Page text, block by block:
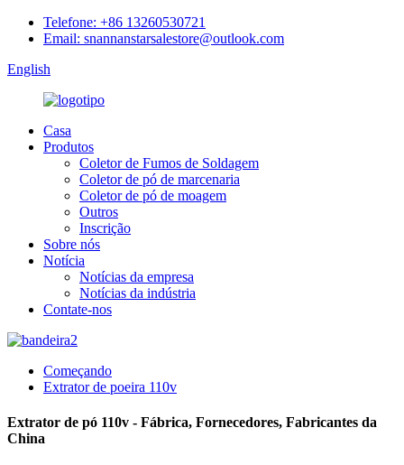
Telefone: +86 13260530721
Email: snannanstarsalestore@outlook.com
English
Casa
Produtos
Coletor de Fumos de Soldagem
Coletor de pó de marcenaria
Coletor de pó de moagem
Outros
Inscrição
Sobre nós
Notícia
Notícias da empresa
Notícias da indústria
Contate-nos
Começando
Extrator de poeira 110v
Extrator de pó 110v - Fábrica, Fornecedores, Fabricantes da
China